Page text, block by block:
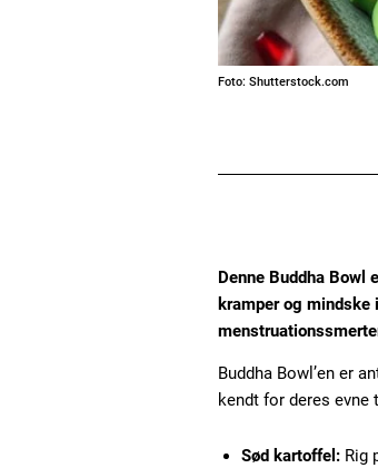
Foto: Shutterstock.com
Denne Buddha Bowl
kramper og
Buddha Bowl’en er
kendt for deres
Sød kartoffel: Rig